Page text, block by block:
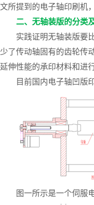
文所提到的电子轴印刷机
二、无轴装版的分类
实践证明无轴装版要
少了传动轴固有的齿轮传
延伸性能的承印材料和进
目前国内电子轴凹版
图一所示是一个伺服